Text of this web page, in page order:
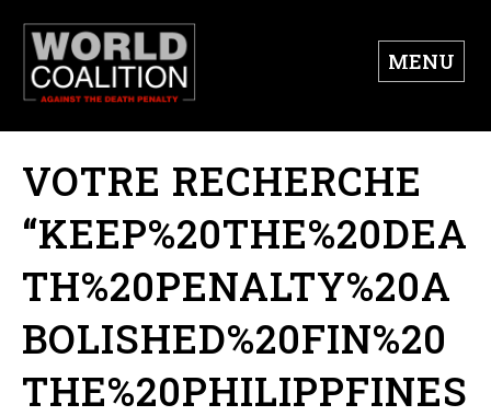
MENU
VOTRE RECHERCHE
“KEEP%20THE%20DEA
TH%20PENALTY%20A
BOLISHED%20FIN%20
THE%20PHILIPPFINES